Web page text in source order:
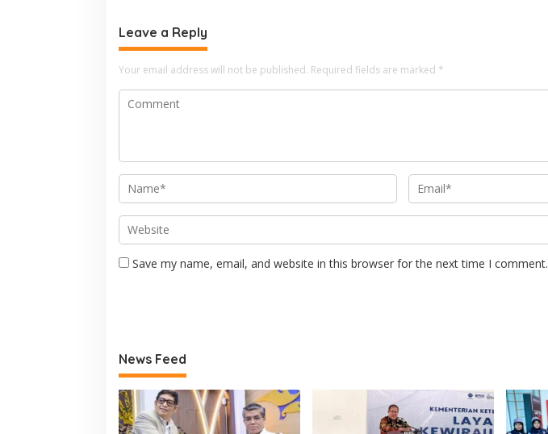
Leave a Reply
Your email address will not be published. Required fields are marked *
Save my name, email, and website in this browser for the next time I comment.
News Feed